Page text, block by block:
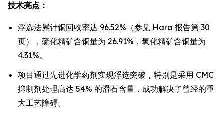
技术亮点：
浮选法累计铜回收率达 96.52%（参见 Hara 报告第 30
页），硫化精矿含铜量为 26.91%，氧化精矿含铜量为
4.31%。
项目通过先进化学药剂实现浮选突破，特别是采用 CMC
抑制剂处理高达 54% 的滑石含量，成功解决了曾经的重
大工艺障碍。